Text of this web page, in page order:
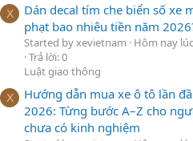
X
Dán decal tím che biển số xe
phạt bao nhiêu tiền năm
Started by xevietnam
Hôm nay
Trả lời: 0
Luật giao thông
X
Hướng dẫn mua xe ô tô lần
2026: Từng bước A–Z cho
chưa có kinh nghiệm